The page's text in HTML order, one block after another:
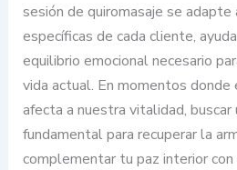
sesión de quiromasaje se adapte
específicas de cada cliente,
equilibrio emocional necesario
vida actual. En momentos
afecta a nuestra vitalidad, buscar
fundamental para recuperar la
complementar tu paz interior con